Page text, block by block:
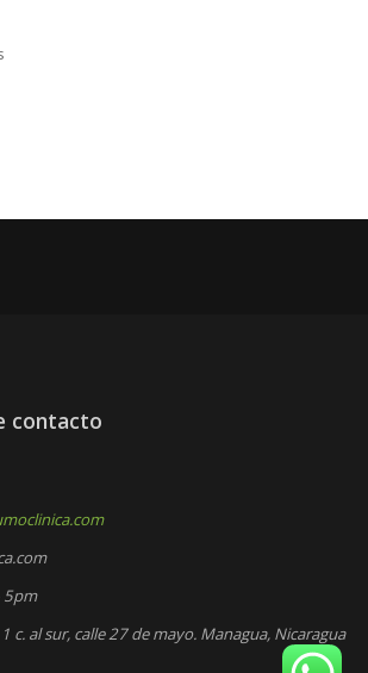
contacto
5pm
c. al sur, calle 27 de mayo. Managua, Nicaragua